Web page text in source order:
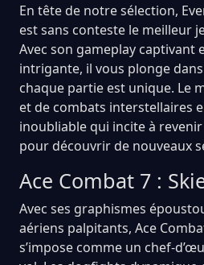
En tête de notre sélection,
est sans conteste le meilleur
Avec son gameplay captivant
intrigante, il vous plonge
chaque partie est unique. Le
et de combats interstellaires
inoubliable qui incite à
pour découvrir de nouveaux
Ace Combat 7 :
Avec ses graphismes
aériens palpitants, Ace
s’impose comme un chef-